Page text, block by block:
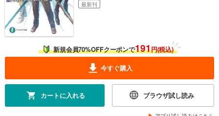
最新刊
新規会員70%OFFクーポンで191円(税込)
今すぐ購入
カートに入れる ブラウザ試し読み
あらすじを表示する
鋼殻のレギオス17 サマー・ナイト・レイヴ
638円 (税込)
あらすじを表示する
鋼殻のレギオス18 クライング・オータム
638円 (税込)